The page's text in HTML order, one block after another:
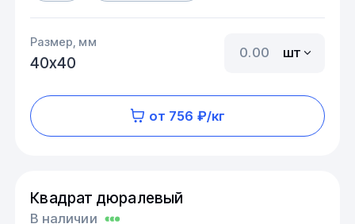
Размер, мм
40х40
шт
от 756 ₽/кг
Квадрат дюралевый
В наличии